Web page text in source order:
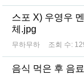
스포 X) 우영우
체.jpg
무하무하 조회 수:
음식 먹은 후 음